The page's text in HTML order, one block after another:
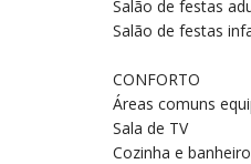
Salão de festas
Salão de festas
CONFORTO
Áreas comuns
Sala de TV
Cozinha e